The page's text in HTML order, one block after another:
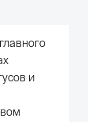
и